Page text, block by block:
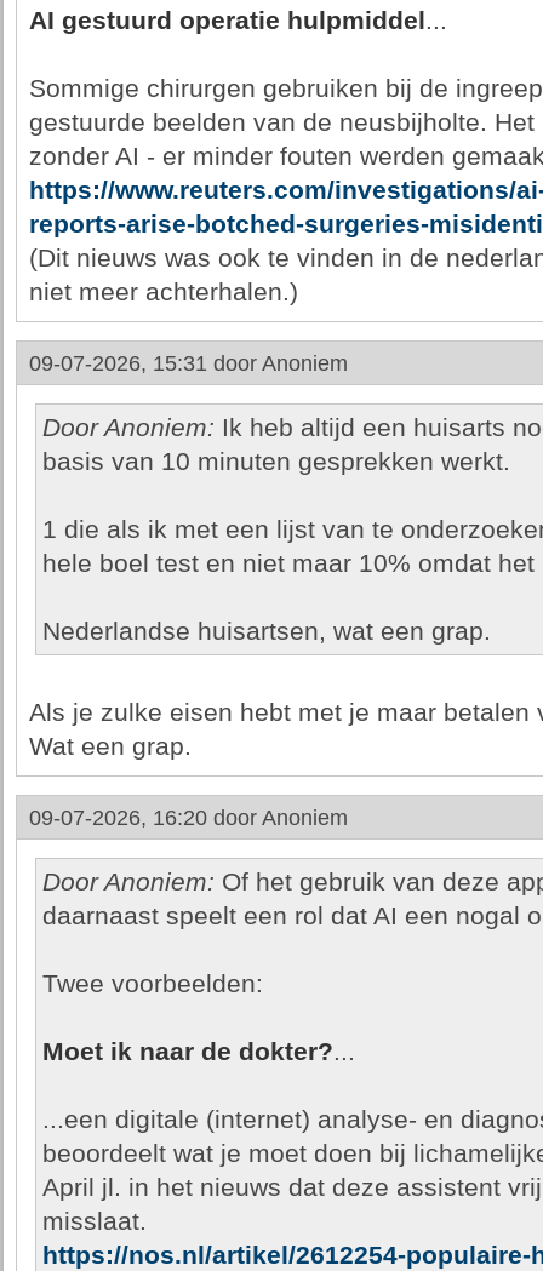
AI gestuurd operatie hulpmiddel...
Sommige chirurgen gebruiken bij de
gestuurde beelden van de neusbijholte.
zonder AI - er minder fouten werden
https://www.reuters.com/investigations/
reports-arise-botched-surgeries-
(Dit nieuws was ook te vinden in de
niet meer achterhalen.)
09-07-2026, 15:31 door Anoniem
Door Anoniem: Ik heb altijd een huisarts
basis van 10 minuten gesprekken werkt.
1 die als ik met een lijst van te
hele boel test en niet maar 10% omdat
Nederlandse huisartsen, wat een grap.
Als je zulke eisen hebt met je maar betalen
Wat een grap.
09-07-2026, 16:20 door Anoniem
Door Anoniem: Of het gebruik van deze
daarnaast speelt een rol dat AI een nogal
Twee voorbeelden:
Moet ik naar de dokter?...
...een digitale (internet) analyse- en
beoordeelt wat je moet doen bij
April jl. in het nieuws dat deze assistent
misslaat.
https://nos.nl/artikel/2612254-